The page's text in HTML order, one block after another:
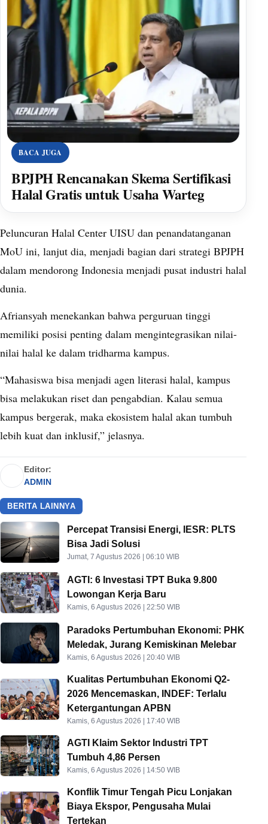
BACA JUGA
BPJPH Rencanakan Skema Sertifikasi
Halal Gratis untuk Usaha Warteg
Peluncuran Halal Center UISU dan penandatanganan
MoU ini, lanjut dia, menjadi bagian dari strategi BPJPH
dalam mendorong Indonesia menjadi pusat industri halal
dunia.
Afriansyah menekankan bahwa perguruan tinggi
memiliki posisi penting dalam mengintegrasikan nilai-
nilai halal ke dalam tridharma kampus.
“Mahasiswa bisa menjadi agen literasi halal, kampus
bisa melakukan riset dan pengabdian. Kalau semua
kampus bergerak, maka ekosistem halal akan tumbuh
lebih kuat dan inklusif,” jelasnya.
Editor:
ADMIN
BERITA LAINNYA
Percepat Transisi Energi, IESR: PLTS
Bisa Jadi Solusi
Jumat, 7 Agustus 2026 | 06:10 WIB
AGTI: 6 Investasi TPT Buka 9.800
Lowongan Kerja Baru
Kamis, 6 Agustus 2026 | 22:50 WIB
Paradoks Pertumbuhan Ekonomi: PHK
Meledak, Jurang Kemiskinan Melebar
Kamis, 6 Agustus 2026 | 20:40 WIB
Kualitas Pertumbuhan Ekonomi Q2-
2026 Mencemaskan, INDEF: Terlalu
Ketergantungan APBN
Kamis, 6 Agustus 2026 | 17:40 WIB
AGTI Klaim Sektor Industri TPT
Tumbuh 4,86 Persen
Kamis, 6 Agustus 2026 | 14:50 WIB
Konflik Timur Tengah Picu Lonjakan
Biaya Ekspor, Pengusaha Mulai
Tertekan